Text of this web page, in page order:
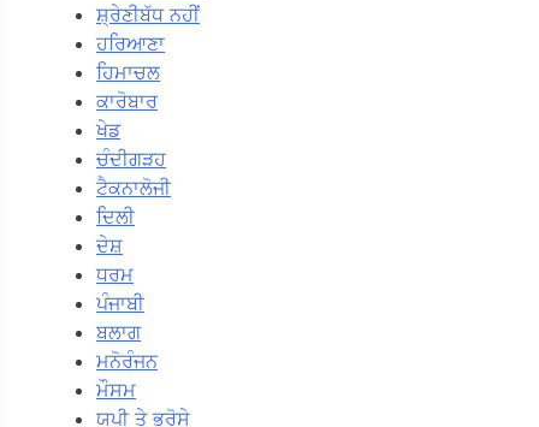
ਸ਼੍ਰੇਣੀਬੱਧ ਨਹੀਂ
ਹਰਿਆਣਾ
ਹਿਮਾਚਲ
ਕਾਰੋਬਾਰ
ਖੇਡ
ਚੰਦੀਗੜਹ
ਟੈਕਨਾਲੋਜੀ
ਦਿਲੀ
ਦੇਸ਼
ਧਰਮ
ਪੰਜਾਬੀ
ਬਲਾਗ
ਮਨੋਰੰਜਨ
ਮੌਸਮ
ਯੂਪੀ ਤੇ ਭਰੋਸੇ